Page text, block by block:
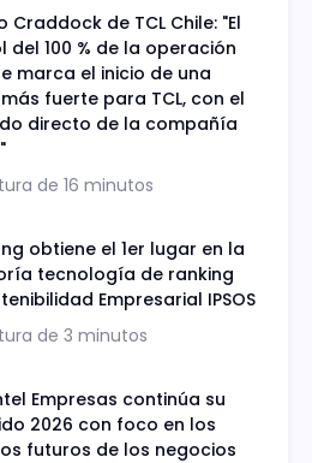
Craddock de TCL Chile: "El
del 100 % de la operación
marca el inicio de una
fuerte para TCL, con el
directo de la compañía
de 16 minutos
obtiene el 1er lugar en la
tecnología de ranking
Empresarial IPSOS
de 3 minutos
Empresas continúa su
2026 con foco en los
futuros de los negocios